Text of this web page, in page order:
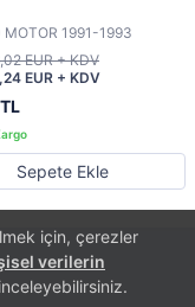
için, çerezler
verilerin
1991-1993
EUR + KDV
EUR + KDV
Sepete Ekle